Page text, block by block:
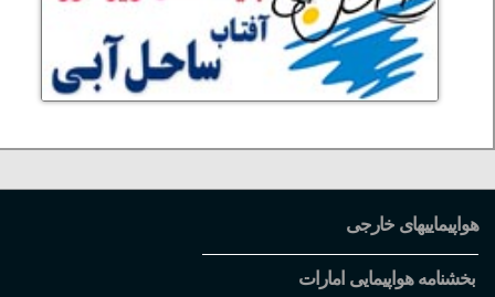
هواپیماییهای خارجی
بخشنامه هواپیمایی امارات